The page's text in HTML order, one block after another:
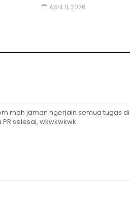
April 11, 2026
mah jaman ngerjain semua tugas di
selesai, wkwkwkwk